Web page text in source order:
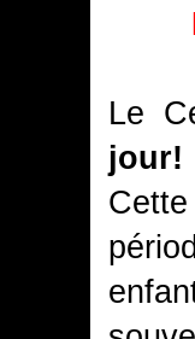
Le
jour!